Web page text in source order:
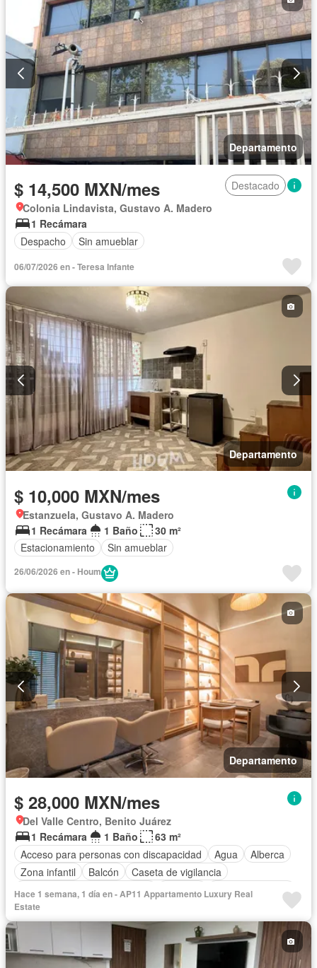
Departamento
$ 14,500 MXN/mes
Destacado
Colonia Lindavista, Gustavo A. Madero
1 Recámara
Despacho
Sin amueblar
06/07/2026 en - Teresa Infante
Departamento
$ 10,000 MXN/mes
Estanzuela, Gustavo A. Madero
1 Recámara
1 Baño
30 m²
Estacionamiento
Sin amueblar
26/06/2026 en - Houm
Departamento
$ 28,000 MXN/mes
Del Valle Centro, Benito Juárez
1 Recámara
1 Baño
63 m²
Acceso para personas con discapacidad
Agua
Alberca
Zona infantil
Balcón
Caseta de vigilancia
Circuito cerrado de televisión
Cisterna
Cocina equipada
Cocina integral
Elevador
Estacionamiento Gas natural
Gimnasio
Jardín
Despacho
Recámara con closet
Sala polivalente
Hace 1 semana, 1 día en - AP11 Appartamento Luxury Real
Estate